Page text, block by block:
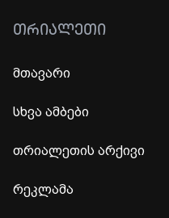
ᲗᲠᲘᲐᲚᲔᲗᲘ
მთავარი
სხვა ამბები
თრიალეთის არქივი
რეკლამა